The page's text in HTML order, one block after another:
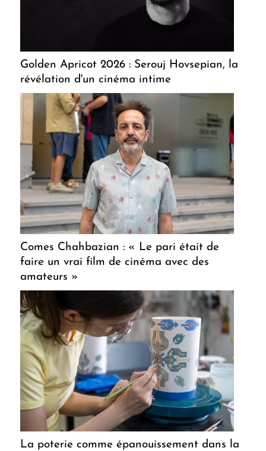
Golden Apricot 2026 : Serouj Hovsepian, la
révélation d'un cinéma intime
Comes Chahbazian : « Le pari était de
faire un vrai film de cinéma avec des
amateurs »
La poterie comme épanouissement dans la